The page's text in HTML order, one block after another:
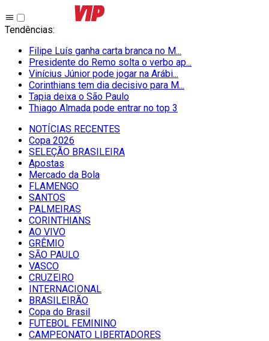
Tendências:
Filipe Luís ganha carta branca no M...
Presidente do Remo solta o verbo ap...
Vinícius Júnior pode jogar na Arábi...
Corinthians tem dia decisivo para M...
Tapia deixa o São Paulo
Thiago Almada pode entrar no top 3
NOTÍCIAS RECENTES
Copa 2026
SELEÇÃO BRASILEIRA
Apostas
Mercado da Bola
FLAMENGO
SANTOS
PALMEIRAS
CORINTHIANS
AO VIVO
GRÊMIO
SĀO PAULO
VASCO
CRUZEIRO
INTERNACIONAL
BRASILEIRÃO
Copa do Brasil
FUTEBOL FEMININO
CAMPEONATO LIBERTADORES